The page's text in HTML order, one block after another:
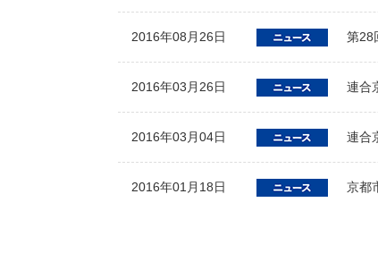
2016年08月26日 第28
2016年03月26日 連合
2016年03月04日 連合
2016年01月18日 京都